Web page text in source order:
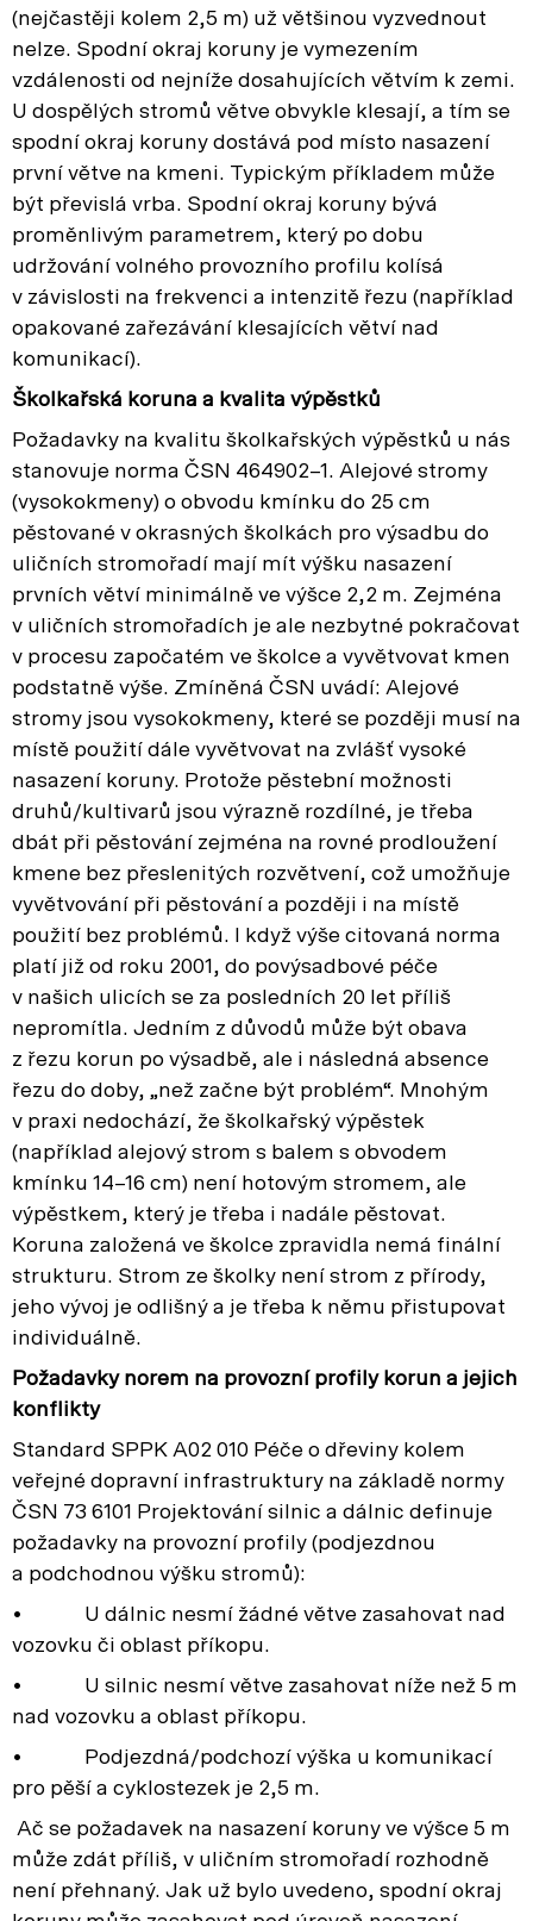
(nejčastěji kolem 2,5 m) už většinou vyzvednout
nelze. Spodní okraj koruny je vymezením
vzdálenosti od nejníže dosahujících větvím k zemi.
U dospělých stromů větve obvykle klesají, a tím se
spodní okraj koruny dostává pod místo nasazení
první větve na kmeni. Typickým příkladem může
být převislá vrba. Spodní okraj koruny bývá
proměnlivým parametrem, který po dobu
udržování volného provozního profilu kolísá
v závislosti na frekvenci a intenzitě řezu (například
opakované zařezávání klesajících větví nad
komunikací).
Školkařská koruna a kvalita výpěstků
Požadavky na kvalitu školkařských výpěstků u nás
stanovuje norma ČSN 464902–1. Alejové stromy
(vysokokmeny) o obvodu kmínku do 25 cm
pěstované v okrasných školkách pro výsadbu do
uličních stromořadí mají mít výšku nasazení
prvních větví minimálně ve výšce 2,2 m. Zejména
v uličních stromořadích je ale nezbytné pokračovat
v procesu započatém ve školce a vyvětvovat kmen
podstatně výše. Zmíněná ČSN uvádí: Alejové
stromy jsou vysokokmeny, které se později musí na
místě použití dále vyvětvovat na zvlášť vysoké
nasazení koruny. Protože pěstební možnosti
druhů/kultivarů jsou výrazně rozdílné, je třeba
dbát při pěstování zejména na rovné prodloužení
kmene bez přeslenitých rozvětvení, což umožňuje
vyvětvování při pěstování a později i na místě
použití bez problémů. I když výše citovaná norma
platí již od roku 2001, do povýsadbové péče
v našich ulicích se za posledních 20 let příliš
nepromítla. Jedním z důvodů může být obava
z řezu korun po výsadbě, ale i následná absence
řezu do doby, „než začne být problém“. Mnohým
v praxi nedochází, že školkařský výpěstek
(například alejový strom s balem s obvodem
kmínku 14–16 cm) není hotovým stromem, ale
výpěstkem, který je třeba i nadále pěstovat.
Koruna založená ve školce zpravidla nemá finální
strukturu. Strom ze školky není strom z přírody,
jeho vývoj je odlišný a je třeba k němu přistupovat
individuálně.
Požadavky norem na provozní profily korun a jejich
konflikty
Standard SPPK A02 010 Péče o dřeviny kolem
veřejné dopravní infrastruktury na základě normy
ČSN 73 6101 Projektování silnic a dálnic definuje
požadavky na provozní profily (podjezdnou
a podchodnou výšku stromů):
• U dálnic nesmí žádné větve zasahovat nad
vozovku či oblast příkopu.
• U silnic nesmí větve zasahovat níže než 5 m
nad vozovku a oblast příkopu.
• Podjezdná/podchozí výška u komunikací
pro pěší a cyklostezek je 2,5 m.
Ač se požadavek na nasazení koruny ve výšce 5 m
může zdát příliš, v uličním stromořadí rozhodně
není přehnaný. Jak už bylo uvedeno, spodní okraj